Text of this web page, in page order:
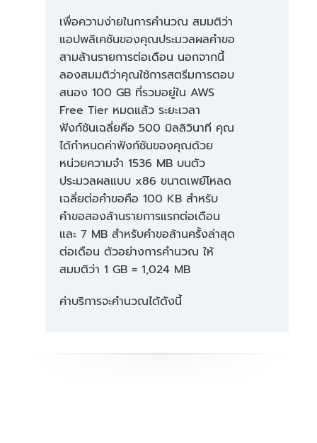
75,000 GB-วินาที *
0.0000097222 USD =
0.73 USD
ค่าบริการประมวลผลในขณะ
ที่ปิดใช้งานกระบวนการ
ทำงานพร้อมกันที่มีการเตรี
ยมใช้งาน:
2
ล้านคำขอ * 0.2 USD/ล้าน =
0.40 USD
ค่าบริการรายเดือนทั้งหมด:
= 10.08 USD +
32.26 USD
7.44 ล้าน *
0.20 USD/ล้าน = 1.49 USD
ค่าบริการในการประมวลผลรายเดือน
14.88
ล้าน GB-วินาที * 0.0000166667
USD = 248.00 USD
เพื่อความง่ายในการคำนวณ สมมติว่า
แอปพลิเคชันของคุณประมวลผลคำขอ
สามล้านรายการต่อเดือน นอกจากนี้
ลองสมมติว่าคุณใช้การสตรีมการตอบ
สนอง 100 GB ที่รวมอยู่ใน AWS
Free Tier หมดแล้ว ระยะเวลา
ฟังก์ชันเฉลี่ยคือ 500 มิลลิวินาที คุณ
ได้กำหนดค่าฟังก์ชันของคุณด้วย
หน่วยความจำ 1536 MB บนตัว
ประมวลผลแบบ x86 ขนาดเพย์โหลด
เฉลี่ยต่อคำขอคือ 100 KB สำหรับ
คำขอสองล้านรายการแรกต่อเดือน
และ 7 MB สำหรับคำขอล้านครั้งล่าสุด
ต่อเดือน ตัวอย่างการคำนวณ ให้
สมมติว่า 1 GB = 1,024 MB
ค่าบริการจะคำนวณได้ดังนี้
ค่าบริการในการประมวลผลราย